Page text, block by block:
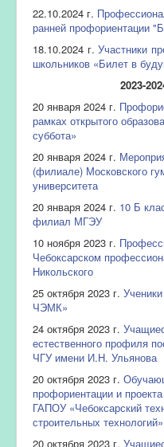
22.10.2024 г.
ранней профориентации
18.10.2024 г. Участники
школьников «Билет в
2023-
20 января 2024 г.
рамках открытого
суббота»
20 января 2024 г.
(филиале) Московского
университета
20 января 2024 г. 10 Б
филиал МГЭУ
10 ноября 2023 г.
Чебоксарском
Никольского
25 октября 2023 г.
ЧЭМК»
24 октября 2023 г.
естественного профиля
ЧГУ имени И.Н. Ульянова
20 октября 2023 г.
профориентации и
ГАПОУ «Чебоксарский
строительных технологий»
20 октября 2023 г.